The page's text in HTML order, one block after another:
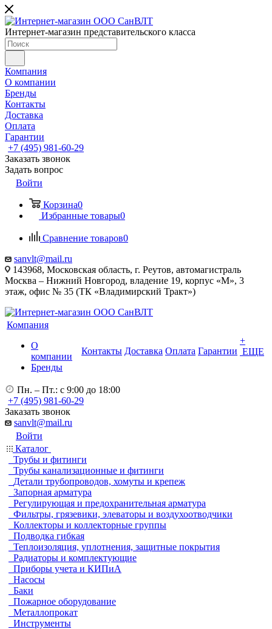
Интернет-магазин представительского класса
Компания
О компании
Бренды
Контакты
Доставка
Оплата
Гарантии
+7 (495) 981-60-29
Заказать звонок
Задать вопрос
Войти
Корзина0
Избранные товары0
Сравнение товаров0
sanvlt@mail.ru
143968, Московская область, г. Реутов, автомагистраль
Москва – Нижний Новгород, владение 19, корпус «М», 3
этаж, офис № 35 (ТК «Владимирский Тракт»)
Компания
О
компании
Бренды
Контакты Доставка Оплата Гарантии
+
ЕЩЕ
Пн. – Пт.: с 9:00 до 18:00
+7 (495) 981-60-29
Заказать звонок
sanvlt@mail.ru
Войти
Каталог
Трубы и фитинги
Трубы канализационные и фитинги
Детали трубопроводов, хомуты и крепеж
Запорная арматура
Регулирующая и предохранительная арматура
Фильтры, грязевики, элеваторы и воздухоотводчики
Коллекторы и коллекторные группы
Подводка гибкая
Теплоизоляция, уплотнения, защитные покрытия
Радиаторы и комплектующие
Приборы учета и КИПиА
Насосы
Баки
Пожарное оборудование
Металлопрокат
Инструменты